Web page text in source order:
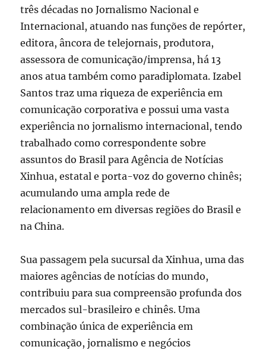
três décadas no Jornalismo Nacional e
Internacional, atuando nas funções de repórter,
editora, âncora de telejornais, produtora,
assessora de comunicação/imprensa, há 13
anos atua também como paradiplomata. Izabel
Santos traz uma riqueza de experiência em
comunicação corporativa e possui uma vasta
experiência no jornalismo internacional, tendo
trabalhado como correspondente sobre
assuntos do Brasil para Agência de Notícias
Xinhua, estatal e porta-voz do governo chinês;
acumulando uma ampla rede de
relacionamento em diversas regiões do Brasil e
na China.
Sua passagem pela sucursal da Xinhua, uma das
maiores agências de notícias do mundo,
contribuiu para sua compreensão profunda dos
mercados sul-brasileiro e chinês. Uma
combinação única de experiência em
comunicação, jornalismo e negócios